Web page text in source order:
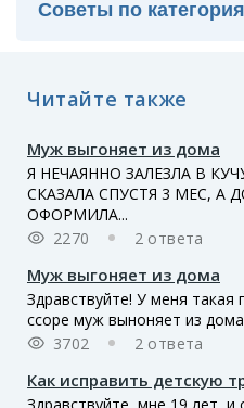
Читайте также
Муж выгоняет из дома
Я НЕЧАЯННО ЗАЛЕЗЛА В
СКАЗАЛА СПУСТЯ 3 МЕС, А
ОФОРМИЛА...
2270
2 ответа
Муж выгоняет из дома
Здравствуйте! У меня
ссоре муж выноняет из
3702
2 ответа
Как исправить детскую
Здравствуйте, мне 19 лет, и